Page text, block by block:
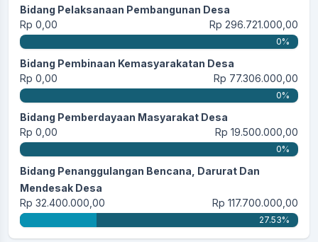
Bidang Pelaksanaan Pembangunan Desa
Rp 0,00
Rp 296.721.000,00
0%
Bidang Pembinaan Kemasyarakatan Desa
Rp 0,00
Rp 77.306.000,00
0%
Bidang Pemberdayaan Masyarakat Desa
Rp 0,00
Rp 19.500.000,00
0%
Bidang Penanggulangan Bencana, Darurat Dan
Mendesak Desa
Rp 32.400.000,00
Rp 117.700.000,00
27.53%